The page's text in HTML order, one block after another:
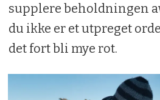
supplere beholdningen
du ikke er et utpreget
det fort bli mye rot.